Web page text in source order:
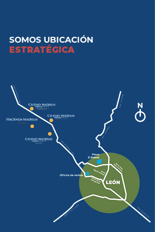
SOMOS UBICACIÓN
ESTRATÉGICA